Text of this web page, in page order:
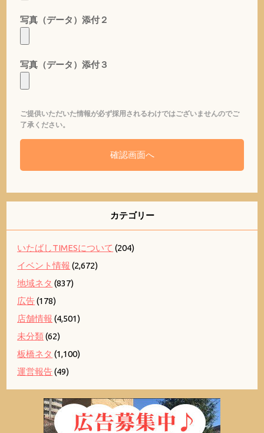
写真（データ）添付２
写真（データ）添付３
ご提供いただいた情報が必ず採用されるわけではございませんのでご
了承ください。
カテゴリー
いたばしTIMESについて (204)
イベント情報 (2,672)
地域ネタ (837)
広告(178)
店舗情報 (4,501)
未分類(62)
板橋ネタ (1,100)
運営報告(49)